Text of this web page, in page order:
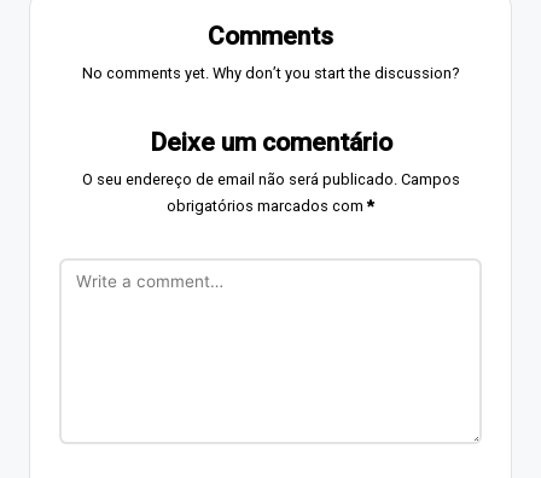
Comments
No comments yet. Why don’t you start the discussion?
Deixe um comentário
O seu endereço de email não será publicado. Campos
obrigatórios marcados com*